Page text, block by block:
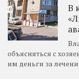
В
объясняться с
им деньги за